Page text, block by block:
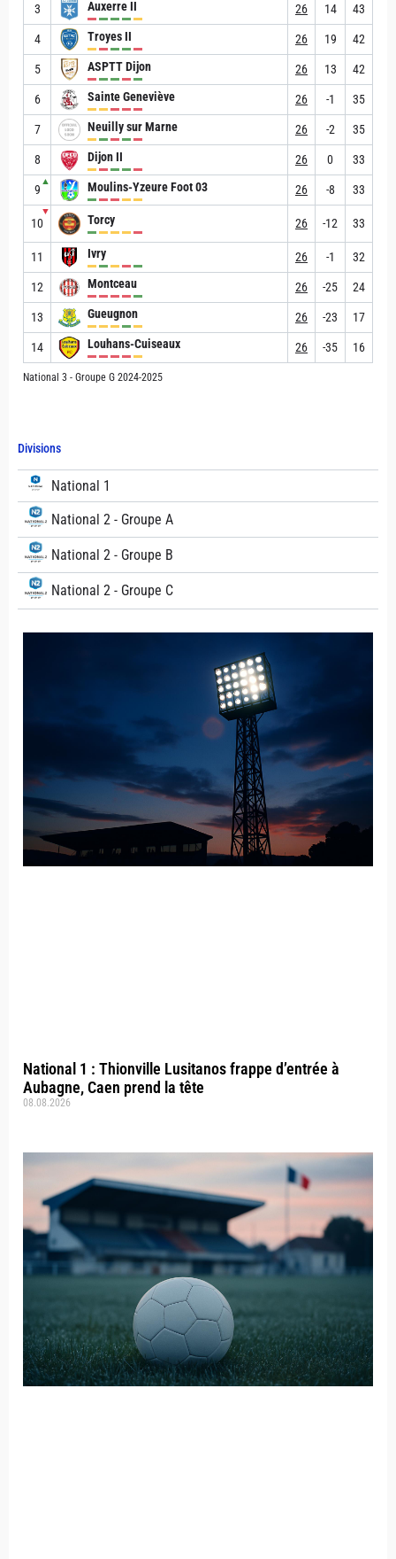
Divisions
National 1
National 2 - Groupe A
National 2 - Groupe B
National 2 - Groupe C
National 1 : Thionville Lusitanos frappe d’entrée à
Aubagne, Caen prend la tête
08.08.2026
3 Auxerre II 26 14 43
4 Troyes II 26 19 42
5 ASPTT Dijon 26 13 42
6 Sainte Geneviève 26 -1 35
7 Neuilly sur Marne 26 -2 35
8 Dijon II 26 0 33
9
▲ Moulins-Yzeure Foot 03 26 -8 33
10
▼
Torcy 26 -12 33
11 Ivry 26 -1 32
12 Montceau 26 -25 24
13 Gueugnon 26 -23 17
14 Louhans-Cuiseaux 26 -35 16
National 3 - Groupe G 2024-2025